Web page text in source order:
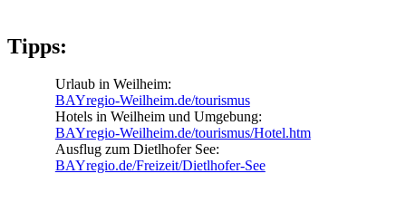
Tipps:
Urlaub in Weilheim:
BAYregio-Weilheim.de/tourismus
Hotels in Weilheim und Umgebung:
BAYregio-Weilheim.de/tourismus/Hotel.htm
Ausflug zum Dietlhofer See:
BAYregio.de/Freizeit/Dietlhofer-See